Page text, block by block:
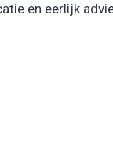
en eerlijk